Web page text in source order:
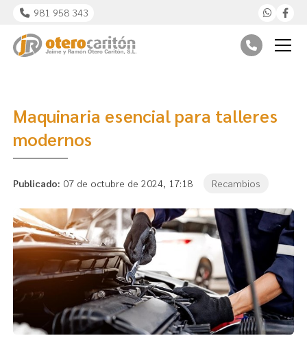
981 958 343
Maquinaria esencial para talleres
modernos
Publicado: 07 de octubre de 2024, 17:18 Recambios